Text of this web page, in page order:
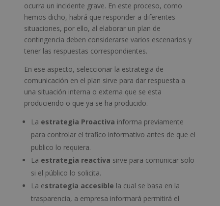
ocurra un incidente grave. En este proceso, como
hemos dicho, habrá que responder a diferentes
situaciones, por ello, al elaborar un plan de
contingencia deben considerarse varios escenarios y
tener las respuestas correspondientes.
En ese aspecto, seleccionar la estrategia de
comunicación en el plan sirve para dar respuesta a
una situación interna o externa que se esta
produciendo o que ya se ha producido.
La estrategia Proactiva informa previamente
para controlar el trafico informativo antes de que el
publico lo requiera.
La estrategia reactiva sirve para comunicar solo
si el público lo solicita.
La estrategia accesible la cual se basa en la
trasparencia, a empresa informará permitirá el